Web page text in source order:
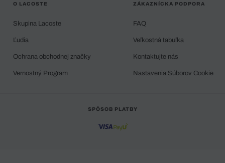
O LACOSTE
Skupina Lacoste
Ľudia
Ochrana obchodnej značky
Vernostný Program
ZÁKAZNÍCKA PODPORA
FAQ
Veľkostná tabuľka
Kontaktujte nás
Nastavenia Súborov Cookie
SPÔSOB PLATBY